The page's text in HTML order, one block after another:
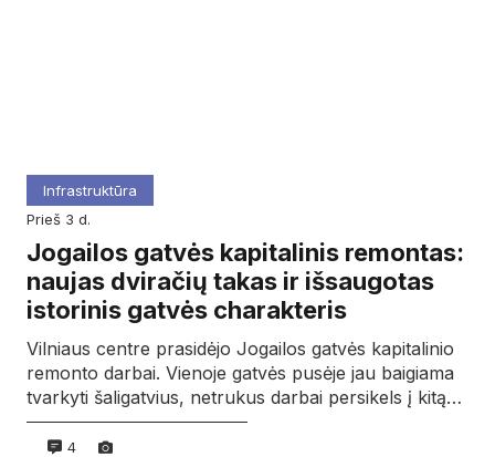
Infrastruktūra
prieš 3 d.
Jogailos gatvės kapitalinis remontas:
naujas dviračių takas ir išsaugotas
istorinis gatvės charakteris
Vilniaus centre prasidėjo Jogailos gatvės kapitalinio
remonto darbai. Vienoje gatvės pusėje jau baigiama
tvarkyti šaligatvius, netrukus darbai persikels į kitą…
4